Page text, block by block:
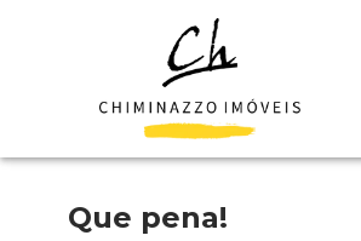
Que pena!